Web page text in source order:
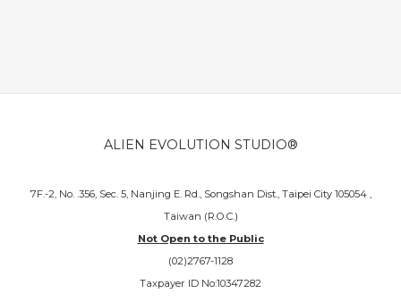
ALIEN EVOLUTION STUDIO®
7F.-2, No. .356, Sec. 5, Nanjing E. Rd., Songshan Dist., Taipei City 105054 ,
Taiwan (R.O.C.)
Not Open to the Public
(02)2767-1128
Taxpayer ID No:10347282